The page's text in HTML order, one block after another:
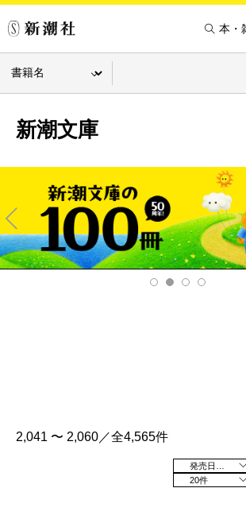
本・
新潮文庫
Pre
v
2,041 〜 2,060／全4,565件
20件